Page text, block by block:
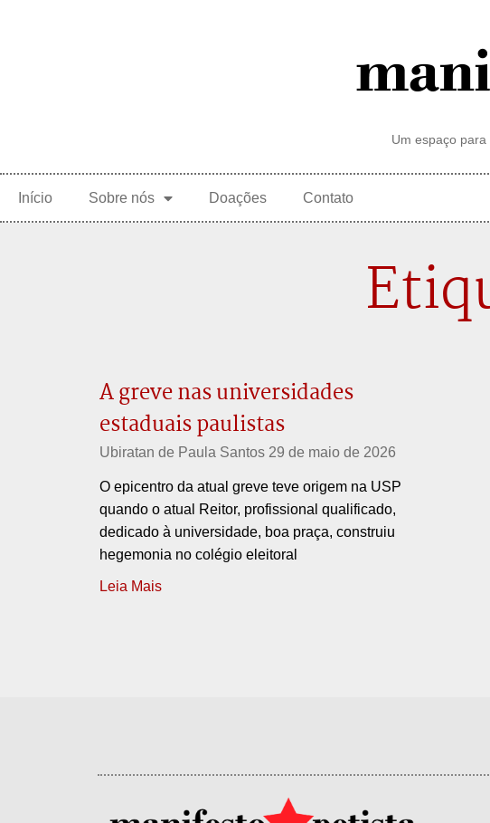
Um espaço
Início Sobre nós Doações Contato
A greve nas universidades
estaduais paulistas
Ubiratan de Paula Santos 29 de maio de 2026
O epicentro da atual greve teve origem na USP
quando o atual Reitor, profissional qualificado,
dedicado à universidade, boa praça, construiu
hegemonia no colégio eleitoral
Leia Mais